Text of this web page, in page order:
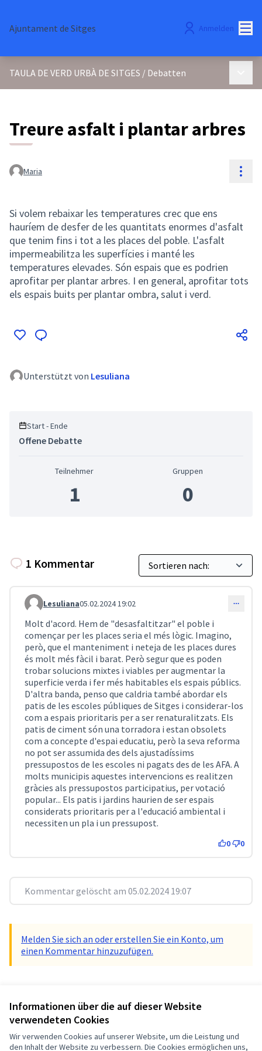
Informationen über die auf dieser Website
verwendeten Cookies
Wir verwenden Cookies auf unserer Website, um die Leistung und
den Inhalt der Website zu verbessern. Die Cookies ermöglichen uns,
Ajuntament de Sitges Anmelden
TAULA DE VERD URBÀ DE SITGES / Debatten
Treure asfalt i plantar arbres
Maria
Si volem rebaixar les temperatures crec que ens
hauríem de desfer de les quantitats enormes d'asfalt
que tenim fins i tot a les places del poble. L'asfalt
impermeabilitza les superfícies i manté les
temperatures elevades. Són espais que es podrien
aprofitar per plantar arbres. I en general, aprofitar tots
els espais buits per plantar ombra, salut i verd.
Unterstützt von Lesuliana
Start - Ende
Offene Debatte
Teilnehmer
1
Gruppen
0
1 Kommentar
Kommentar 3893
Lesuliana05.02.2024 19:02
Molt d'acord. Hem de "desasfaltitzar" el poble i
començar per les places seria el més lògic. Imagino,
però, que el manteniment i neteja de les places dures
és molt més fàcil i barat. Però segur que es poden
trobar solucions mixtes i viables per augmentar la
superficie verda i fer més habitables els espais públics.
D'altra banda, penso que caldria també abordar els
patis de les escoles públiques de Sitges i considerar-los
com a espais prioritaris per a ser renaturalitzats. Els
patis de ciment són una torradora i estan obsolets
com a concepte d'espai educatiu, però la seva reforma
no pot ser assumida des dels ajustadíssims
pressupostos de les escoles ni pagats des de les AFA. A
molts municipis aquestes intervencions es realitzen
gràcies als pressupostos participatius, per votació
popular... Els patis i jardins haurien de ser espais
considerats prioritaris per a l'educació ambiental i
necessiten un pla i un pressupost.
0 0
Kommentar gelöscht am 05.02.2024 19:07
Melden Sie sich an oder erstellen Sie ein Konto, um
einen Kommentar hinzuzufügen.
Versionsnummer 1(von 1) Andere Versionen anzeigen
Nutzungsbedingungen